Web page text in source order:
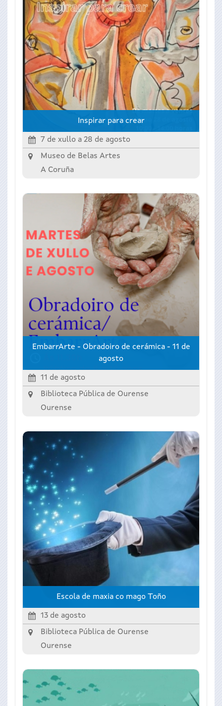
Inspirar para crear
7 de xullo a 28 de agosto
Museo de Belas Artes
A Coruña
EmbarrArte - Obradoiro de cerámica - 11 de
agosto
11 de agosto
Biblioteca Pública de Ourense
Ourense
Escola de maxia co mago Toño
13 de agosto
Biblioteca Pública de Ourense
Ourense